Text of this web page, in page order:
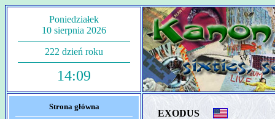
Poniedziałek
10 sierpnia 2026
222 dzień roku
14:09
Strona główna
EXODUS